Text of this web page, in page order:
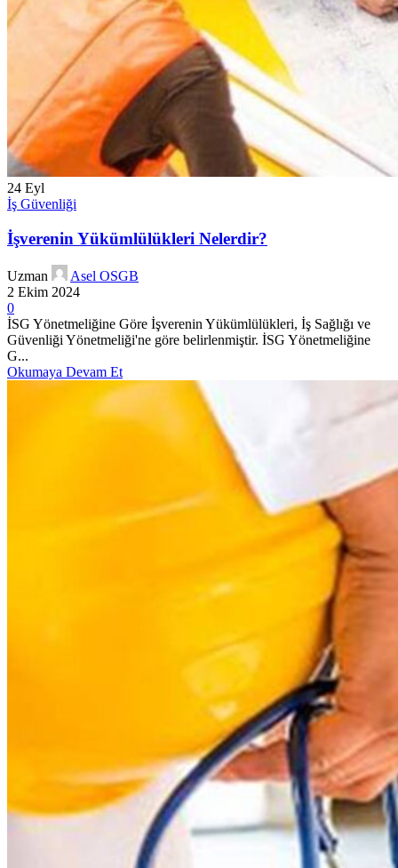
24 Eyl
İş Güvenliği
İşverenin Yükümlülükleri Nelerdir?
Uzman
Asel OSGB
2 Ekim 2024
0
İSG Yönetmeliğine Göre İşverenin Yükümlülükleri, İş Sağlığı ve
Güvenliği Yönetmeliği'ne göre belirlenmiştir. İSG Yönetmeliğine
G...
Okumaya Devam Et